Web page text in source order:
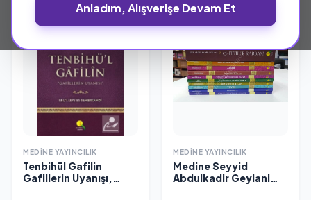
Anladım, Alışverişe Devam Et
MEDINE YAYINCILIK
Tenbihül Gafilin
Gafillerin Uyanışı,
MEDINE YAYINCILIK
Medine Seyyid
Abdulkadir Geylani